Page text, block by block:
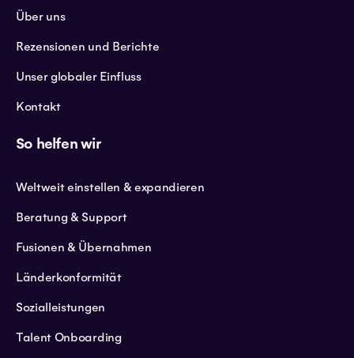
Über uns
Rezensionen und Berichte
Unser globaler Einfluss
Kontakt
So helfen wir
Weltweit einstellen & expandieren
Beratung & Support
Fusionen & Übernahmen
Länderkonformität
Sozialleistungen
Talent Onboarding